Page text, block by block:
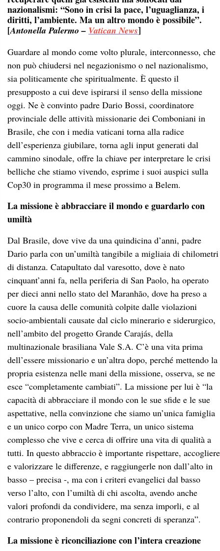
nazionalismi: “Sono in crisi la pace, l’uguaglianza, i
diritti, l’ambiente. Ma un altro mondo è possibile”.
[Antonella Palermo – Vatican News]
Guardare al mondo come volto plurale, interconnesso, che
non può chiudersi nel negazionismo o nel nazionalismo,
sia politicamente che spiritualmente. È questo il
presupposto a cui deve ispirarsi il senso della missione
oggi. Ne è convinto padre Dario Bossi, coordinatore
provinciale delle attività missionarie dei Comboniani in
Brasile, che con i media vaticani torna alla radice
dell’esperienza giubilare, torna agli input generati dal
cammino sinodale, offre la chiave per interpretare le crisi
belliche che stiamo vivendo, esprime i suoi auspici sulla
Cop30 in programma il mese prossimo a Belem.
La missione è abbracciare il mondo e guardarlo con
umiltà
Dal Brasile, dove vive da una quindicina d’anni, padre
Dario parla con un’umiltà tangibile a migliaia di chilometri
di distanza. Catapultato dal varesotto, dove è nato
cinquant’anni fa, nella periferia di San Paolo, ha operato
per dieci anni nello stato del Maranhão, dove ha preso a
cuore la causa delle comunità colpite dalle violazioni
socio-ambientali causate dal ciclo minerario e siderurgico,
nell’ambito del progetto Grande Carajás, della
multinazionale brasiliana Vale S.A. C’è una vita prima
dell’essere missionario e un’altra dopo, perché mettendo la
propria esistenza nelle mani della missione, osserva, se ne
esce “completamente cambiati”. La missione per lui è “la
capacità di abbracciare il mondo con le sue sfide e le sue
aspettative, nella convinzione che siamo un’unica famiglia
e un unico corpo con Madre Terra, un unico sistema
complesso che vive e cerca di offrire una vita di qualità a
tutti. In questo abbraccio è importante rispettare, accogliere
e valorizzare le differenze, e raggiungerle non dall’alto in
basso – precisa -, ma con i criteri evangelici dal basso
verso l’alto, con l’umiltà di chi ascolta, avendo anche
valori profondi da condividere, ma senza imporli, e al
contrario proponendoli da segni concreti di speranza”.
La missione è riconciliazione con l’intera creazione